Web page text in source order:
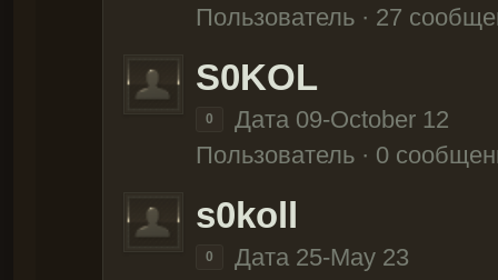
Пользователь · 27
S0KOL
0
Дата 09-October 12
Пользователь · 0
s0koll
0
Дата 25-May 23